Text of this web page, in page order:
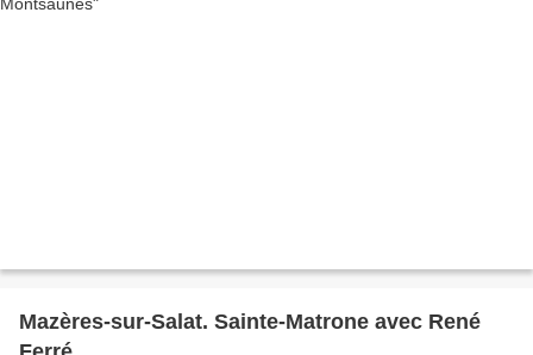
Mazères-sur-Salat. Sainte-Matrone avec René